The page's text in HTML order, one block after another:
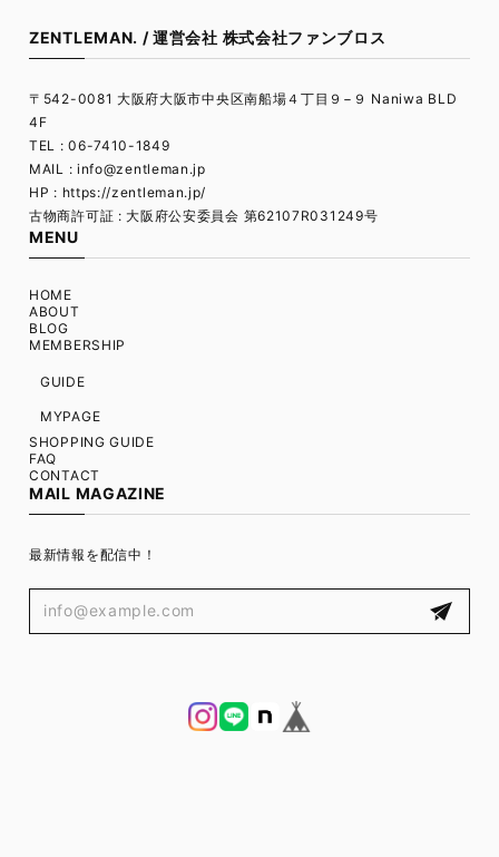
ZENTLEMAN. / 運営会社 株式会社ファンブロス
〒542-0081 大阪府大阪市中央区南船場４丁目９−９ Naniwa BLD
4F
TEL : 06-7410-1849
MAIL : info@zentleman.jp
HP : https://zentleman.jp/
古物商許可証 : 大阪府公安委員会 第62107R031249号
MENU
HOME
ABOUT
BLOG
MEMBERSHIP
GUIDE
MYPAGE
SHOPPING GUIDE
FAQ
CONTACT
MAIL MAGAZINE
最新情報を配信中！